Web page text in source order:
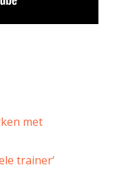
met
trainer‘